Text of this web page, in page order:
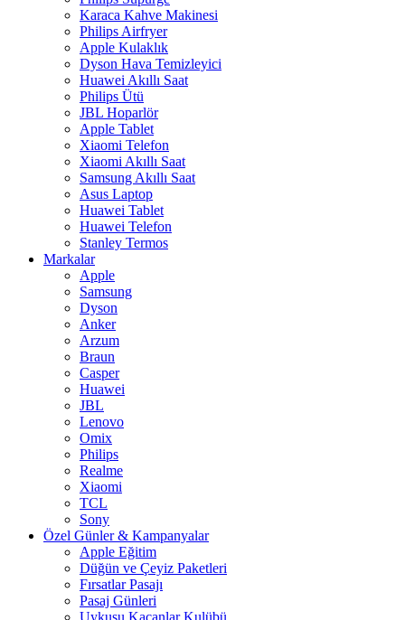
Karaca Kahve Makinesi
Philips Airfryer
Apple Kulaklık
Dyson Hava Temizleyici
Huawei Akıllı Saat
Philips Ütü
JBL Hoparlör
Apple Tablet
Xiaomi Telefon
Xiaomi Akıllı Saat
Samsung Akıllı Saat
Asus Laptop
Huawei Tablet
Huawei Telefon
Stanley Termos
Markalar
Apple
Samsung
Dyson
Anker
Arzum
Braun
Casper
Huawei
JBL
Lenovo
Omix
Philips
Realme
Xiaomi
TCL
Sony
Özel Günler & Kampanyalar
Apple Eğitim
Düğün ve Çeyiz Paketleri
Fırsatlar Pasajı
Pasaj Günleri